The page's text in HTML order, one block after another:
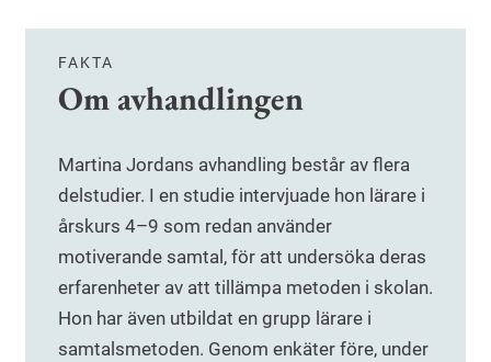
FAKTA
Om avhandlingen
Martina Jordans avhandling består av flera
delstudier. I en studie intervjuade hon lärare i
årskurs 4–9 som redan använder
motiverande samtal, för att undersöka deras
erfarenheter av att tillämpa metoden i skolan.
Hon har även utbildat en grupp lärare i
samtalsmetoden. Genom enkäter före, under